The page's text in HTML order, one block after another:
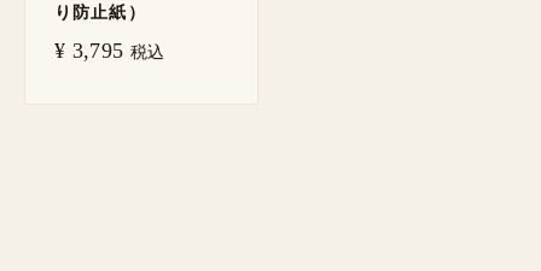
り防止紙）
¥ 3,795 税込